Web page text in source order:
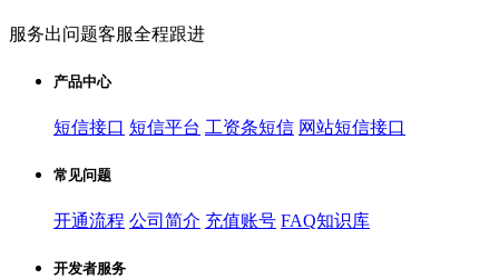
服务出问题客服全程跟进
产品中心
短信接口 短信平台 工资条短信 网站短信接口
常见问题
开通流程 公司简介 充值账号 FAQ知识库
开发者服务